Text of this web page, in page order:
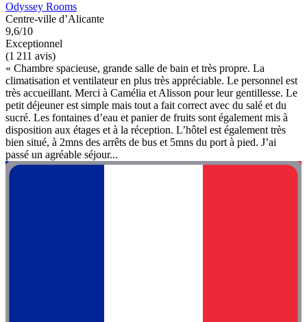
Odyssey Rooms
Centre-ville d’Alicante
9,6/10
Exceptionnel
(1 211 avis)
« Chambre spacieuse, grande salle de bain et très propre. La
climatisation et ventilateur en plus très appréciable. Le personnel est
très accueillant. Merci à Camélia et Alisson pour leur gentillesse. Le
petit déjeuner est simple mais tout a fait correct avec du salé et du
sucré. Les fontaines d’eau et panier de fruits sont également mis à
disposition aux étages et à la réception. L’hôtel est également très
bien situé, à 2mns des arrêts de bus et 5mns du port à pied. J’ai
passé un agréable séjour...